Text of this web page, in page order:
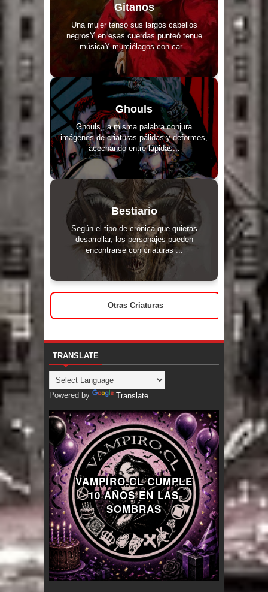
Gitanos
Una mujer tensó sus largos cabellos
negrosY en esas cuerdas punteó tenue
músicaY murciélagos con car...
Ghouls
Ghouls, la misma palabra conjura
imágenes de criaturas pálidas y deformes,
acechando entre lápidas...
Bestiario
Según el tipo de crónica que quieras
desarrollar, los personajes pueden
encontrarse con criaturas ...
Otras Criaturas
TRANSLATE
Powered by Translate
VAMPIRO.CL CUMPLE
10 AÑOS EN LAS
SOMBRAS